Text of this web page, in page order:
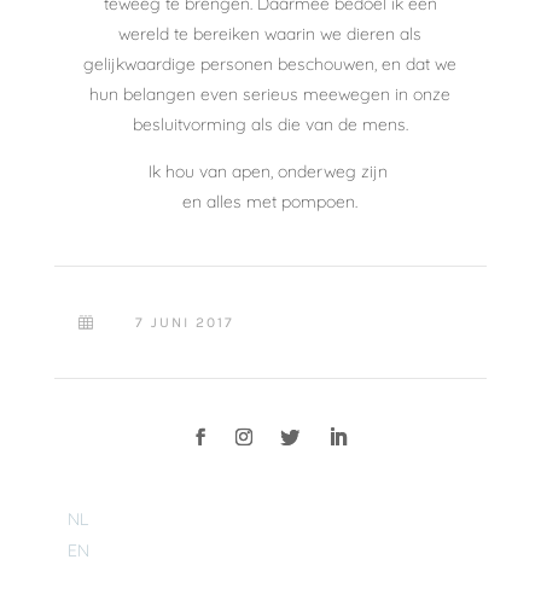
wereld te bereiken waarin we dieren als
gelijkwaardige personen beschouwen, en dat we
hun belangen even serieus meewegen in onze
besluitvorming als die van de mens.
Ik hou van apen, onderweg zijn
en alles met pompoen.
 7 JUNI 2017
NL
EN